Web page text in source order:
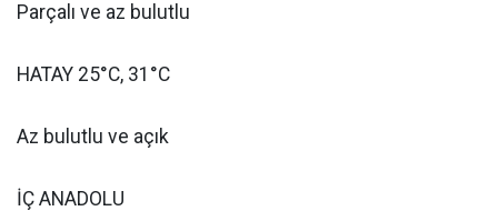
Parçalı ve az bulutlu
HATAY 25°C, 31°C
Az bulutlu ve açık
İÇ ANADOLU